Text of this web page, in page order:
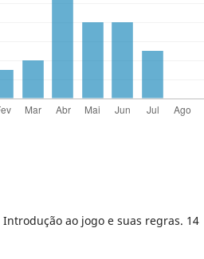
Introdução ao jogo e suas regras. 14